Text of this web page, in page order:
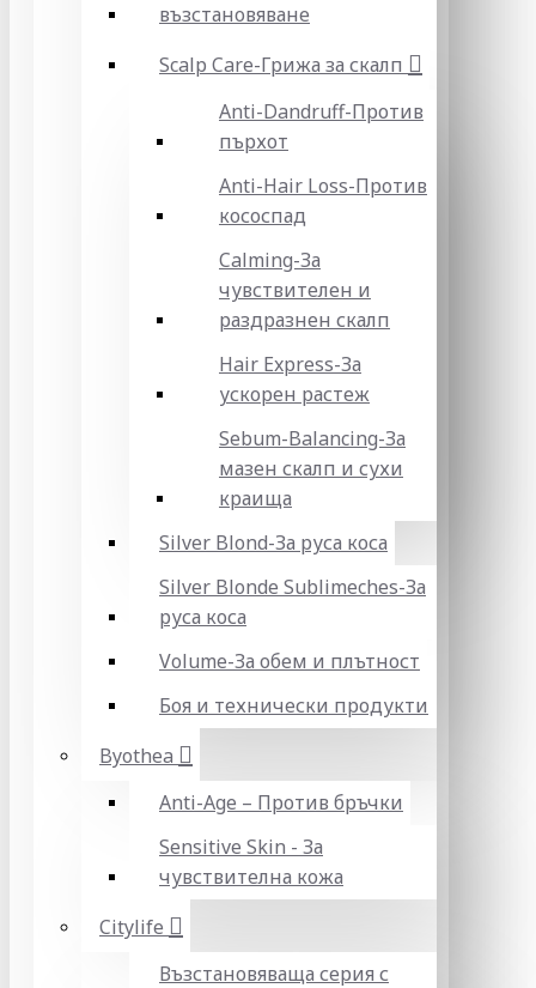
възстановяване
Scalp Care-Грижа за скалп
Anti-Dandruff-Против
пърхот
Anti-Hair Loss-Против
кососпад
Calming-За
чувствителен и
раздразнен скалп
Hair Express-За
ускорен растеж
Sebum-Balancing-За
мазен скалп и сухи
краища
Silver Blond-За руса коса
Silver Blonde Sublіmeches-За
руса коса
Volume-За обем и плътност
Боя и технически продукти
Byothea
Anti-Age – Против бръчки
Sensitive Skin - За
чувствителна кожа
Citylife
Възстановяваща серия с